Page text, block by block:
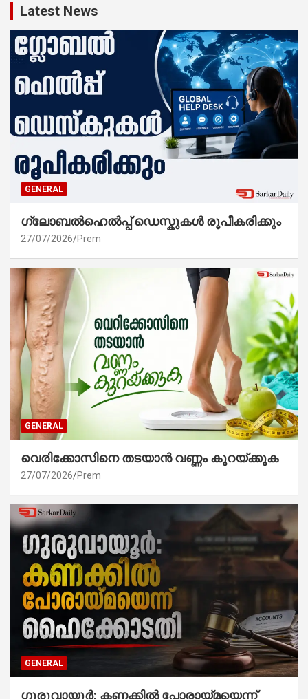
Latest News
GENERAL
ഗ്ലോബൽഹെൽപ്പ് ഡെസ്കുകൾ രൂപീകരിക്കും
27/07/2026 Prem
GENERAL
വെരിക്കോസിനെ തടയാൻ വണ്ണം കുറയ്ക്കുക
27/07/2026 Prem
GENERAL
ഗുരുവായൂർ: കണക്കിൽ പോരായ്മയെന്ന്